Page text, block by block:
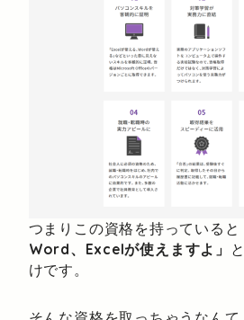
つまりこの資格を持っていると
Word、Excelが使えますよ」
けです。